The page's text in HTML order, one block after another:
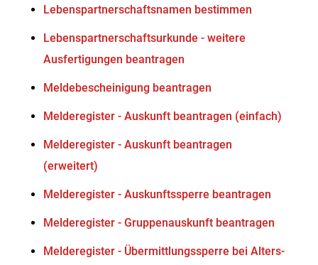
Lebenspartnerschaftsnamen bestimmen
Lebenspartnerschaftsurkunde - weitere
Ausfertigungen beantragen
Meldebescheinigung beantragen
Melderegister - Auskunft beantragen (einfach)
Melderegister - Auskunft beantragen
(erweitert)
Melderegister - Auskunftssperre beantragen
Melderegister - Gruppenauskunft beantragen
Melderegister - Übermittlungssperre bei Alters-